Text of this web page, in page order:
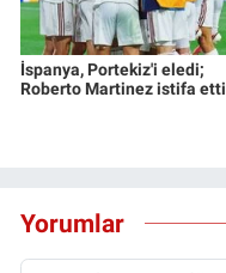
İspanya, Portekiz'i eledi;
Roberto Martinez istifa etti
Yorumlar
Yerel Yaşam
Canlı Yayın